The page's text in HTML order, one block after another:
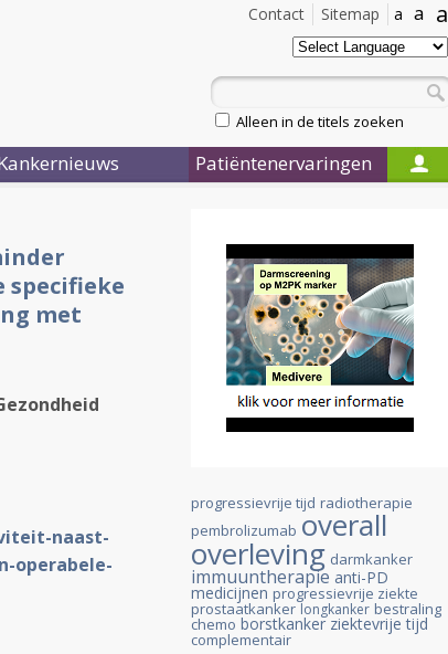
a
a
a
Sitemap
Contact
Alleen in de titels zoeken
Patiëntenervaringen
met
naast-
operabele-
progressievrije tijd radiotherapie
pembrolizumab overall
overleving darmkanker
immuuntherapie anti-PD
medicijnen progressievrije ziekte
prostaatkanker longkanker bestraling
chemo borstkanker ziektevrije tijd
complementair